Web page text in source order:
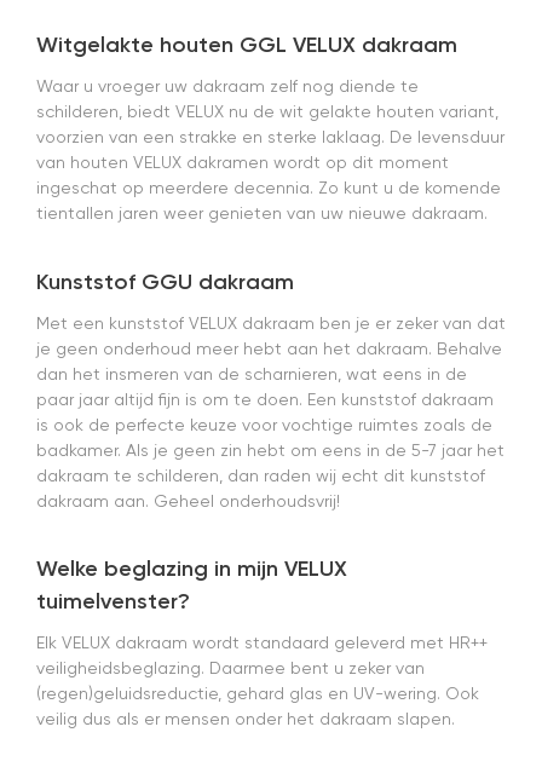
geweest)
veel
mooier uit
en kreukt
niet bij het
inrollen.
Witgelakte houten GGL VELUX dakraam
Waar u vroeger uw dakraam zelf nog diende te
schilderen, biedt VELUX nu de wit gelakte houten variant,
voorzien van een strakke en sterke laklaag. De levensduur
van houten VELUX dakramen wordt op dit moment
ingeschat op meerdere decennia. Zo kunt u de komende
tientallen jaren weer genieten van uw nieuwe dakraam.
Kunststof GGU dakraam
Met een kunststof VELUX dakraam ben je er zeker van dat
je geen onderhoud meer hebt aan het dakraam. Behalve
dan het insmeren van de scharnieren, wat eens in de
paar jaar altijd fijn is om te doen. Een kunststof dakraam
is ook de perfecte keuze voor vochtige ruimtes zoals de
badkamer. Als je geen zin hebt om eens in de 5-7 jaar het
dakraam te schilderen, dan raden wij echt dit kunststof
dakraam aan. Geheel onderhoudsvrij!
Welke beglazing in mijn VELUX
tuimelvenster?
Elk VELUX dakraam wordt standaard geleverd met HR++
veiligheidsbeglazing. Daarmee bent u zeker van
(regen)geluidsreductie, gehard glas en UV-wering. Ook
veilig dus als er mensen onder het dakraam slapen.